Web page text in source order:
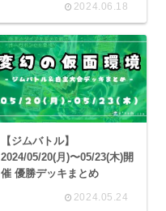
2024.06.18
【ジムバトル】
2024/05/20(月)〜05/23(木)開
催 優勝デッキまとめ
2024.05.24